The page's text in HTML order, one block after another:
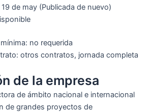
19 de may(Publicada de nuevo)
no requerida
otros contratos, jornada completa
de la empresa
de ámbito nacional e internacional
de grandes proyectos de